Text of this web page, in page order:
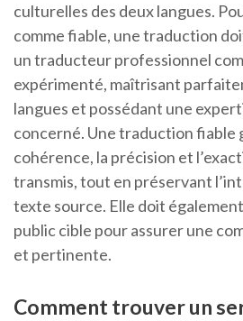
culturelles des deux langues.
comme fiable, une traduction
un traducteur professionnel
expérimenté, maîtrisant
langues et possédant une
concerné. Une traduction fiable
cohérence, la précision et
transmis, tout en préservant
texte source. Elle doit
public cible pour assurer une
et pertinente.
Comment trouver un